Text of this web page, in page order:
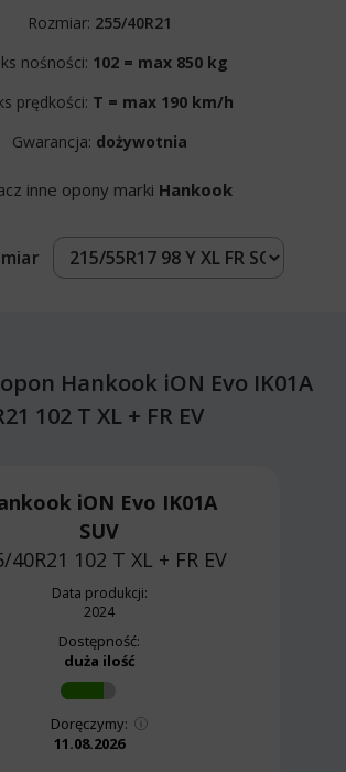
Rozmiar: 255/40R21
nośności: 102 = max 850 kg
prędkości: T = max 190 km/h
Gwarancja: dożywotnia
inne opony marki Hankook
Hankook iON Evo IK01A
102 T XL + FR EV
iON Evo IK01A
SUV
40R21 102 T XL + FR EV
Data produkcji:
2024
Dostępność:
duża ilość
Doręczymy:
11.08.2026